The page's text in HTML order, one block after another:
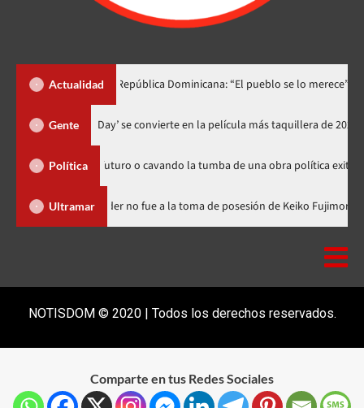
Actualidad
a República Dominicana: “El pueblo se lo merece”
Gente
‘Spider-Man: Brand New Day’ se convierte en la película más
Política
futuro o cavando la tumba de una obra política exitosa”
Ultramar Luis Abinader no fue a la toma de posesión de
NOTISDOM © 2020 | Todos los derechos reservados.
Comparte en tus Redes Sociales